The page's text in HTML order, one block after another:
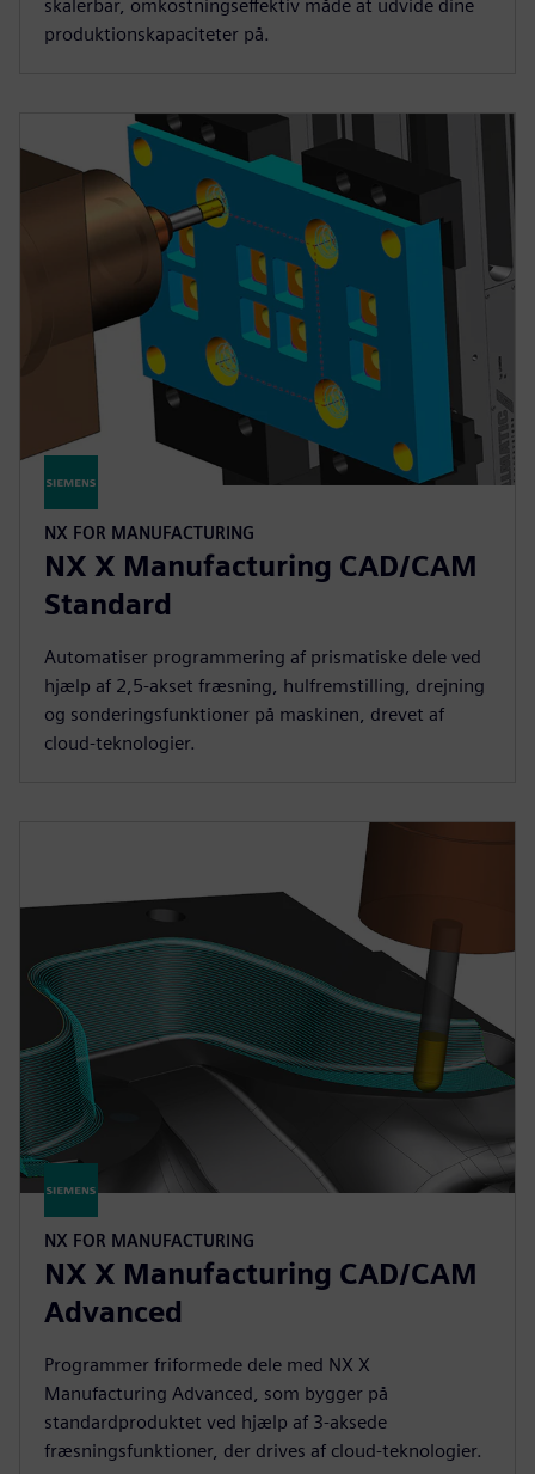
skalerbar, omkostningseffektiv måde at udvide dine
produktionskapaciteter på.
NX FOR MANUFACTURING
NX X Manufacturing CAD/CAM
Standard
Automatiser programmering af prismatiske dele ved
hjælp af 2,5-akset fræsning, hulfremstilling, drejning
og sonderingsfunktioner på maskinen, drevet af
cloud-teknologier.
NX FOR MANUFACTURING
NX X Manufacturing CAD/CAM
Advanced
Programmer friformede dele med NX X
Manufacturing Advanced, som bygger på
standardproduktet ved hjælp af 3-aksede
fræsningsfunktioner, der drives af cloud-teknologier.